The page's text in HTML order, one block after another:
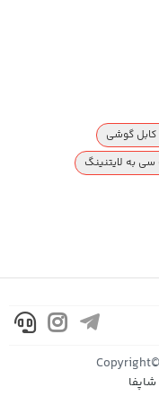
کابل گوشی
سی به لایتنینگ